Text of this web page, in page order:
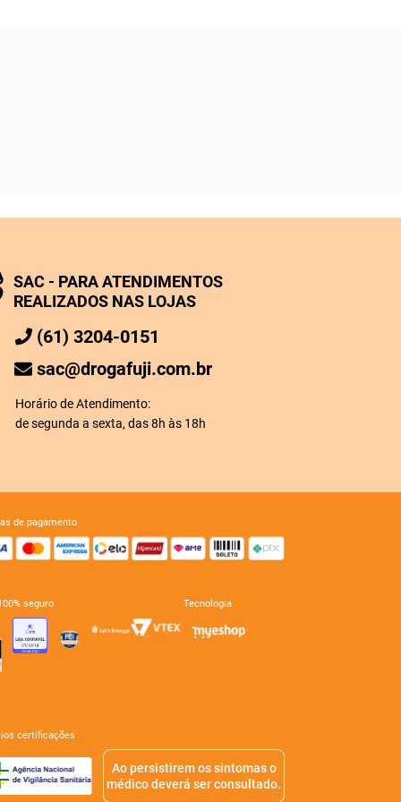
SAC - PARA ATENDIMENTOS
REALIZADOS NAS LOJAS
(61) 3204-0151
sac@drogafuji.com.br
Horário de Atendimento:
de segunda a sexta, das 8h às 18h
de pagamento
seguro tecnologia
certificações
Ao persistirem os sintomas o
médico deverá ser consultado.